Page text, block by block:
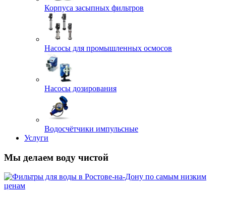
Корпуса засыпных фильтров
Насосы для промышленных осмосов
Насосы дозирования
Водосчётчики импульсные
Услуги
Мы делаем воду чистой